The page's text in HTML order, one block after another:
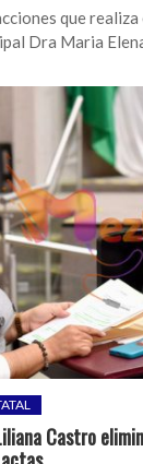
que
Dra Maria
Castro